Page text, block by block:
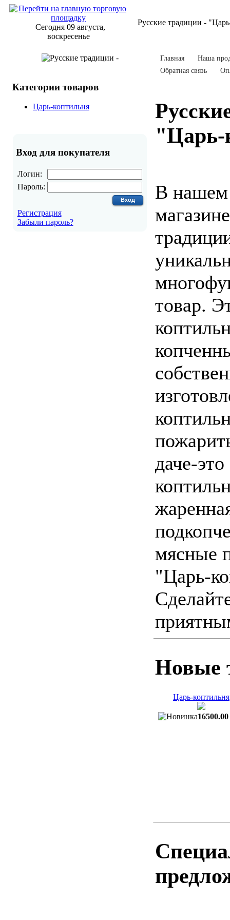
Сегодня 09 августа,
воскресенье
Русские традиции -
Категории товаров
Царь-коптильня
Вход для покупателя
Логин:
Пароль:
Регистрация
Забыли пароль?
Главная
Наша
Обратная связь
"Царь-
В нашем
товар.
даче-
мясные
"Царь-
Новые
Царь-коптильня
16500.00